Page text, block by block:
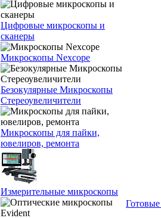
Цифровые микроскопы и
сканеры
Микроскопы Nexcope
Безокулярные Микроскопы
Стереоувеличители
Микроскопы для пайки,
ювелиров, ремонта
Измерительные микроскопы